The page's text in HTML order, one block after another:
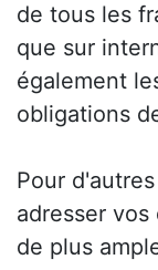
de tous les
que sur
également
obligations
Pour
adresser vos
de plus